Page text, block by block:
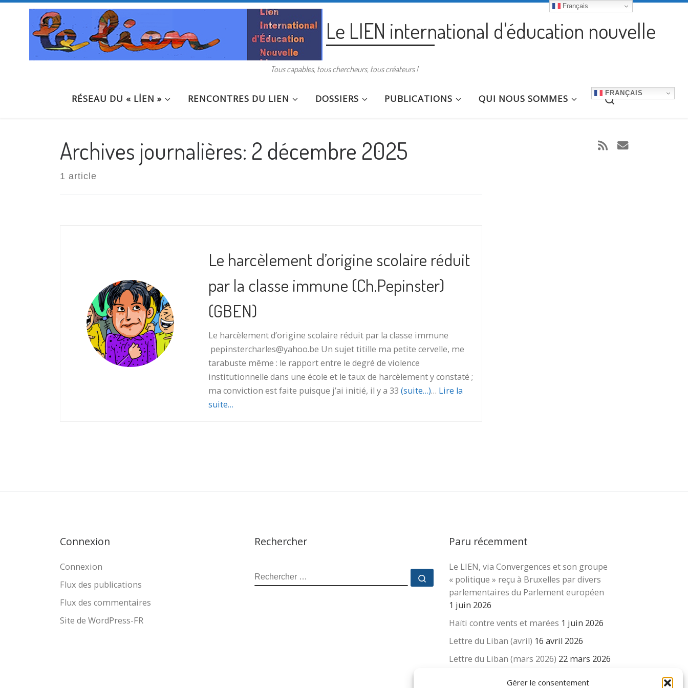
Gérer le consentement
Passer au contenu
Le LIEN international d'éducation nouvelle
Tous capables, tous chercheurs, tous créateurs !
RÉSEAU DU « LİEN » RENCONTRES DU LIEN DOSSIERS PUBLICATIONS QUI NOUS SOMMES FRANÇAIS
Search
Archives journalières: 2 décembre 2025
1 article
Le harcèlement d’origine scolaire réduit
par la classe immune (Ch.Pepinster)
(GBEN)
Le harcèlement d’origine scolaire réduit par la classe immune
pepinstercharles@yahoo.be Un sujet titille ma petite cervelle, me
tarabuste même : le rapport entre le degré de violence
institutionnelle dans une école et le taux de harcèlement y constaté ;
ma conviction est faite puisque j’ai initié, il y a 33 (suite…)… Lire la
suite…
Connexion
Connexion
Flux des publications
Flux des commentaires
Site de WordPress-FR
Rechercher
RECHERCHER Rechercher …
Paru récemment
Le LIEN, via Convergences et son groupe
« politique » reçu à Bruxelles par divers
parlementaires du Parlement européen
1 juin 2026
Haïti contre vents et marées 1 juin 2026
Lettre du Liban (avril) 16 avril 2026
Lettre du Liban (mars 2026) 22 mars 2026
La revue « Educateur » décapitée ? L’Éducation
Français